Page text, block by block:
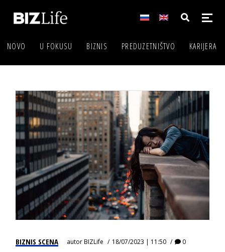
NOVO U FOKUSU BIZNIS PREDUZETNIŠTVO KARIJERA
BIZNIS SCENA autorBIZLife 18/07/2023 | 11:50 0